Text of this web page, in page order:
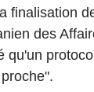
finalisation
des
qu'un